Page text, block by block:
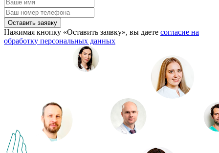
Оставить заявку
Нажимая кнопку «Оставить заявку», вы даете согласие на
обработку персональных данных